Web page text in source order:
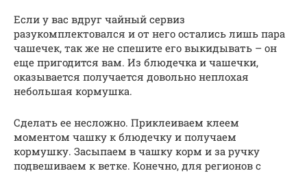
Если у вас вдруг чайный сервиз
разукомплектовался и от него остались лишь пара
чашечек, так же не спешите его выкидывать – он
еще пригодится вам. Из блюдечка и чашечки,
оказывается получается довольно неплохая
небольшая кормушка.
Сделать ее несложно. Приклеиваем клеем
моментом чашку к блюдечку и получаем
кормушку. Засыпаем в чашку корм и за ручку
подвешиваем к ветке. Конечно, для регионов с